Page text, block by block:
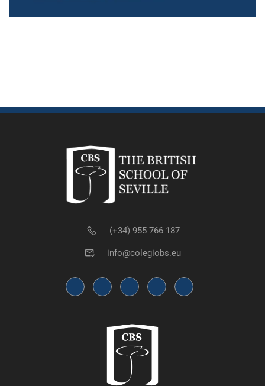
(+34) 955 766 187
info@colegiobs.eu